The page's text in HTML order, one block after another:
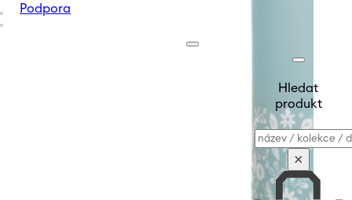
Podpora
Hledat
produkt
Vyhledávání
×